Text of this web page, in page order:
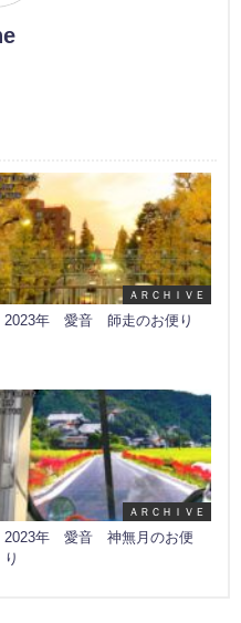
ＡＲＣＨＩＶＥ
2023年 愛音 師走のお便り
ＡＲＣＨＩＶＥ
2023年 愛音 神無月のお便
り